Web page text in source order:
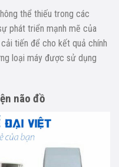
thể thiếu trong các
phát triển mạnh mẽ của
tiến để cho kết quả chính
loại máy được sử dụng
não đồ